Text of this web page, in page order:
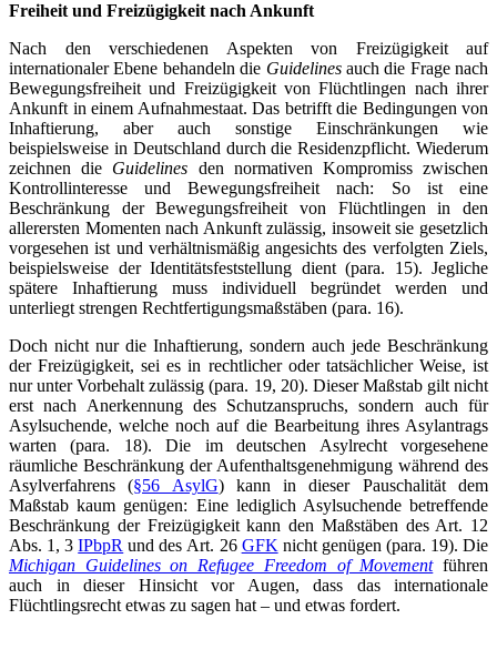
Freiheit und Freizügigkeit nach Ankunft
Nach den verschiedenen Aspekten von Freizügigkeit auf
internationaler Ebene behandeln die Guidelinesauch die Frage nach
Bewegungsfreiheit und Freizügigkeit von Flüchtlingen nach ihrer
Ankunft in einem Aufnahmestaat. Das betrifft die Bedingungen von
Inhaftierung, aber auch sonstige Einschränkungen wie
beispielsweise in Deutschland durch die Residenzpflicht. Wiederum
zeichnen die Guidelines den normativen Kompromiss zwischen
Kontrollinteresse und Bewegungsfreiheit nach: So ist eine
Beschränkung der Bewegungsfreiheit von Flüchtlingen in den
allerersten Momenten nach Ankunft zulässig, insoweit sie gesetzlich
vorgesehen ist und verhältnismäßig angesichts des verfolgten Ziels,
beispielsweise der Identitätsfeststellung dient (para. 15). Jegliche
spätere Inhaftierung muss individuell begründet werden und
unterliegt strengen Rechtfertigungsmaßstäben (para. 16).
Doch nicht nur die Inhaftierung, sondern auch jede Beschränkung
der Freizügigkeit, sei es in rechtlicher oder tatsächlicher Weise, ist
nur unter Vorbehalt zulässig (para. 19, 20). Dieser Maßstab gilt nicht
erst nach Anerkennung des Schutzanspruchs, sondern auch für
Asylsuchende, welche noch auf die Bearbeitung ihres Asylantrags
warten (para. 18). Die im deutschen Asylrecht vorgesehene
räumliche Beschränkung der Aufenthaltsgenehmigung während des
Asylverfahrens (§56 AsylG) kann in dieser Pauschalität dem
Maßstab kaum genügen: Eine lediglich Asylsuchende betreffende
Beschränkung der Freizügigkeit kann den Maßstäben des Art. 12
Abs. 1, 3IPbpR und des Art. 26 GFKnicht genügen (para. 19). Die
Michigan Guidelines on Refugee Freedom of Movementführen
auch in dieser Hinsicht vor Augen, dass das internationale
Flüchtlingsrecht etwas zu sagen hat – und etwas fordert.